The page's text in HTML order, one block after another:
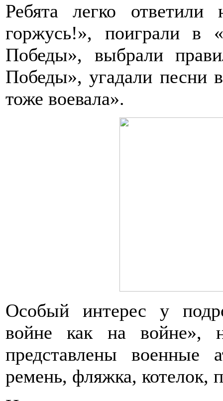
Ребята легко
горжусь!», поиграли в
Победы», выбрали
Победы», угадали песни
тоже воевала».
Особый интерес у
войне как на войне»,
представлены военные
ремень, фляжка, котелок,